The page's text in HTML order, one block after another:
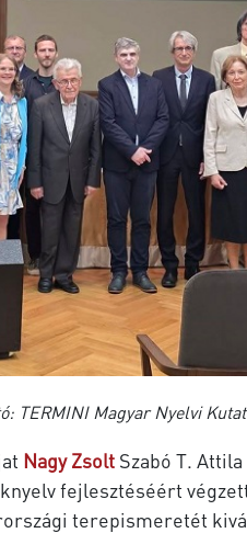
TERMINI Magyar Nyelvi
Nagy Zsolt Szabó T.
fejlesztéséért
terepismeretét